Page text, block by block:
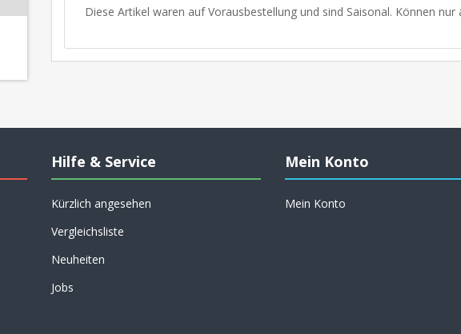
Diese Artikel waren auf Vorausbestellung und sind Saisonal. Können
Hilfe & Service
Kürzlich angesehen
Vergleichsliste
Neuheiten
Jobs
Mein Konto
Mein Konto